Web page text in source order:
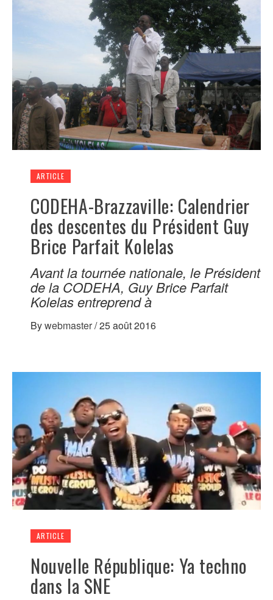
ARTICLE
CODEHA-Brazzaville: Calendrier
des descentes du Président Guy
Brice Parfait Kolelas
Avant la tournée nationale, le Président
de la CODEHA, Guy Brice Parfait
Kolelas entreprend à
Bywebmaster/25 août 2016
ARTICLE
Nouvelle République: Ya techno
dans la SNE